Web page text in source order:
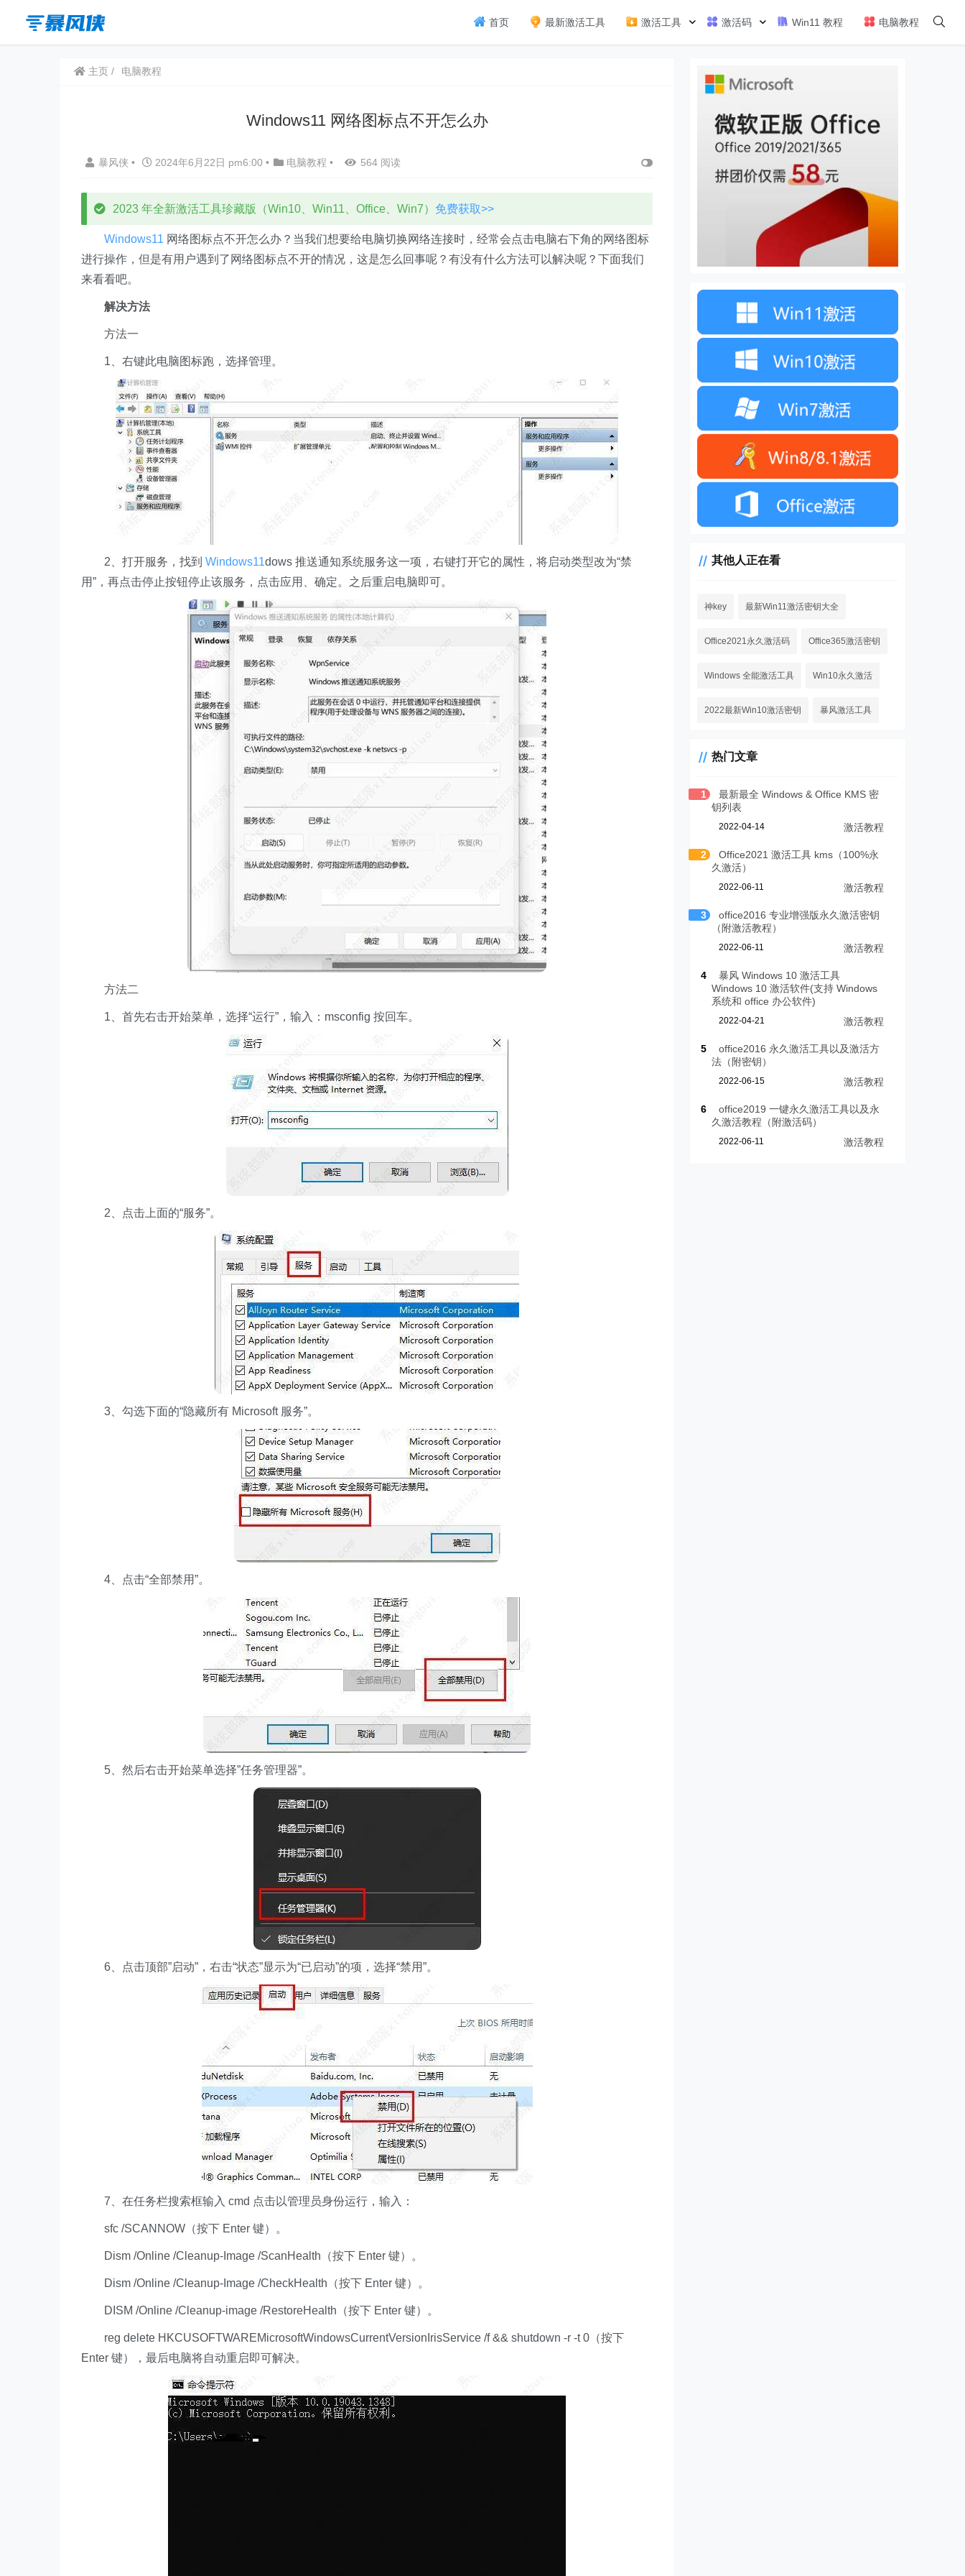
首页 最新激活工具 激活工具 激活码 Win11 教程 电脑教程
主页 电脑教程
Windows11 网络图标点不开怎么办
暴风侠 • 2024年6月22日 pm6:00 • 电脑教程 • 564 阅读
2023 年全新激活工具珍藏版（Win10、Win11、Office、Win7） 免费获取>>
Windows11 网络图标点不开怎么办？当我们想要给电脑切换网络连接时，经常会点击电脑右下角的网络图标
进行操作，但是有用户遇到了网络图标点不开的情况，这是怎么回事呢？有没有什么方法可以解决呢？下面我们
来看看吧。
解决方法
方法一
1、右键此电脑图标跑，选择管理。
2、打开服务，找到 Windows11dows 推送通知系统服务这一项，右键打开它的属性，将启动类型改为“禁
用”，再点击停止按钮停止该服务，点击应用、确定。之后重启电脑即可。
方法二
1、首先右击开始菜单，选择“运行”，输入：msconfig 按回车。
2、点击上面的“服务”。
3、勾选下面的“隐藏所有 Microsoft 服务”。
4、点击“全部禁用”。
5、然后右击开始菜单选择”任务管理器”。
6、点击顶部”启动”，右击“状态”显示为“已启动”的项，选择“禁用”。
7、在任务栏搜索框输入 cmd 点击以管理员身份运行，输入：
sfc /SCANNOW（按下 Enter 键）。
Dism /Online /Cleanup-Image /ScanHealth（按下 Enter 键）。
Dism /Online /Cleanup-Image /CheckHealth（按下 Enter 键）。
DISM /Online /Cleanup-image /RestoreHealth（按下 Enter 键）。
reg delete HKCUSOFTWAREMicrosoftWindowsCurrentVersionIrisService /f && shutdown -r -t 0（按下
Enter 键），最后电脑将自动重启即可解决。
其他人正在看
神key 最新Win11激活密钥大全
Office2021永久激活码 Office365激活密钥
Windows 全能激活工具 Win10永久激活
2022最新Win10激活密钥 暴风激活工具
热门文章
1
最新最全 Windows & Office KMS 密
钥列表
2022-04-14 激活教程
2
Office2021 激活工具 kms（100%永
久激活）
2022-06-11 激活教程
3
office2016 专业增强版永久激活密钥
（附激活教程）
2022-06-11 激活教程
4
暴风 Windows 10 激活工具
Windows 10 激活软件(支持 Windows
系统和 office 办公软件)
2022-04-21 激活教程
5
office2016 永久激活工具以及激活方
法（附密钥）
2022-06-15 激活教程
6
office2019 一键永久激活工具以及永
久激活教程（附激活码）
2022-06-11 激活教程